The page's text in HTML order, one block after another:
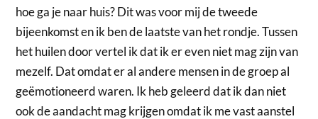
hoe ga je naar huis? Dit was voor mij de tweede
bijeenkomst en ik ben de laatste van het rondje. Tussen
het huilen door vertel ik dat ik er even niet mag zijn van
mezelf. Dat omdat er al andere mensen in de groep al
geëmotioneerd waren. Ik heb geleerd dat ik dan niet
ook de aandacht mag krijgen omdat ik me vast aanstel